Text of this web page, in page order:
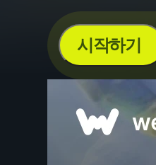
시작하기